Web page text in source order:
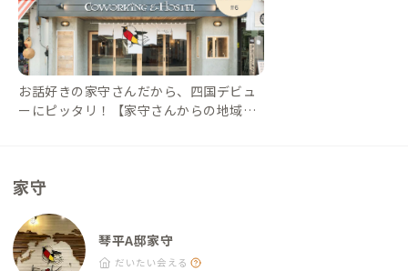
ウイスキーが楽しめる隠れ家Bar） ・呑象ブリューイング：徒
歩4分（おいしいクラフトビールが飲めます） ちょっとした息抜
き ・旅人ハーバー：徒歩1分（ドリンクやお酒の他、おしるこラ
テも絶品） ・五人百姓 池商店：徒歩5分（名物加美代飴やソフ
トクリームが楽しめる商店）
お話好きの家守さんだから、四国デビュ
ーにピッタリ！【家守さんからの地域情
家守
琴平A邸家守
だいたい会える